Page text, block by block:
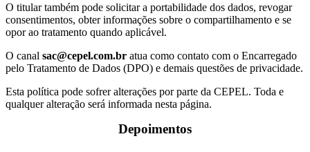
O titular também pode solicitar a portabilidade dos dados, revogar
consentimentos, obter informações sobre o compartilhamento e se
opor ao tratamento quando aplicável.
O canal sac@cepel.com.br atua como contato com o Encarregado
pelo Tratamento de Dados (DPO) e demais questões de privacidade.
Esta política pode sofrer alterações por parte da CEPEL. Toda e
qualquer alteração será informada nesta página.
Depoimentos